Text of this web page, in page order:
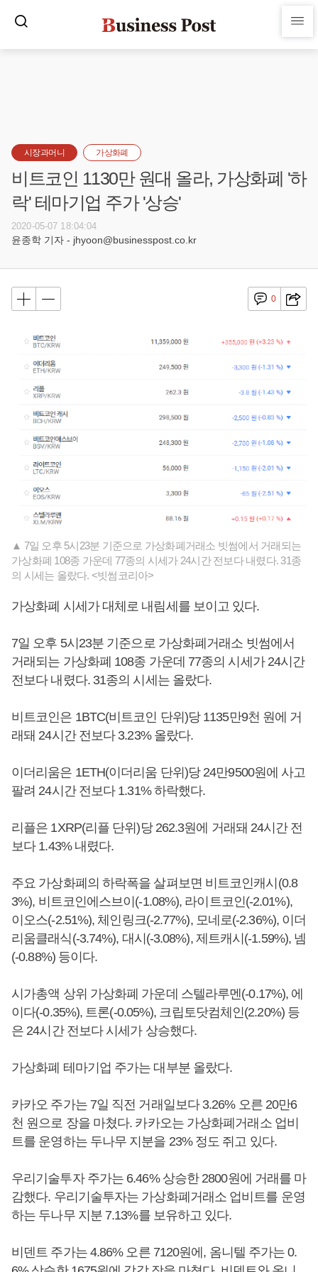
시장과머니 가상화폐
비트코인 1130만 원대 올라, 가상화폐 '하
락' 테마기업 주가 '상승'
2020-05-07 18:04:04
윤종학 기자 - jhyoon@businesspost.co.kr
0
▲ 7일 오후 5시23분 기준으로 가상화폐거래소 빗썸에서 거래되는
가상화폐 108종 가운데 77종의 시세가 24시간 전보다 내렸다. 31종
의 시세는 올랐다. <빗썸코리아>
가상화폐 시세가 대체로 내림세를 보이고 있다.
7일 오후 5시23분 기준으로 가상화폐거래소 빗썸에서
거래되는 가상화폐 108종 가운데 77종의 시세가 24시간
전보다 내렸다. 31종의 시세는 올랐다.
비트코인은 1BTC(비트코인 단위)당 1135만9천 원에 거
래돼 24시간 전보다 3.23% 올랐다.
이더리움은 1ETH(이더리움 단위)당 24만9500원에 사고
팔려 24시간 전보다 1.31% 하락했다.
리플은 1XRP(리플 단위)당 262.3원에 거래돼 24시간 전
보다 1.43% 내렸다.
주요 가상화폐의 하락폭을 살펴보면 비트코인캐시(0.8
3%), 비트코인에스브이(-1.08%), 라이트코인(-2.01%),
이오스(-2.51%), 체인링크(-2.77%), 모네로(-2.36%), 이더
리움클래식(-3.74%), 대시(-3.08%), 제트캐시(-1.59%), 넴
(-0.88%) 등이다.
시가총액 상위 가상화폐 가운데 스텔라루멘(-0.17%), 에
이다(-0.35%), 트론(-0.05%), 크립토닷컴체인(2.20%) 등
은 24시간 전보다 시세가 상승했다.
가상화폐 테마기업 주가는 대부분 올랐다.
카카오 주가는 7일 직전 거래일보다 3.26% 오른 20만6
천 원으로 장을 마쳤다. 카카오는 가상화폐거래소 업비
트를 운영하는 두나무 지분을 23% 정도 쥐고 있다.
우리기술투자 주가는 6.46% 상승한 2800원에 거래를 마
감했다. 우리기술투자는 가상화폐거래소 업비트를 운영
하는 두나무 지분 7.13%를 보유하고 있다.
비덴트 주가는 4.86% 오른 7120원에, 옴니텔 주가는 0.